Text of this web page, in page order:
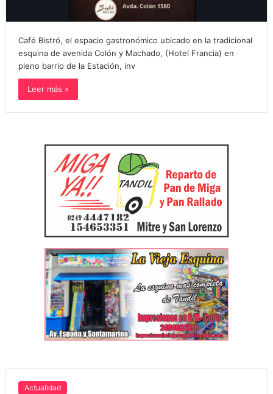
Café Bistró, el espacio gastronómico ubicado en la tradicional
esquina de avenida Colón y Machado, (Hotel Francia) en
pleno barrio de la Estación, inv
Leer más »
Actualidad